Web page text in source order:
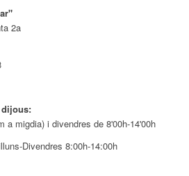
2a
dijous:
a migdia) i divendres de 8'00h-14'00h
Divendres 8:00h-14:00h